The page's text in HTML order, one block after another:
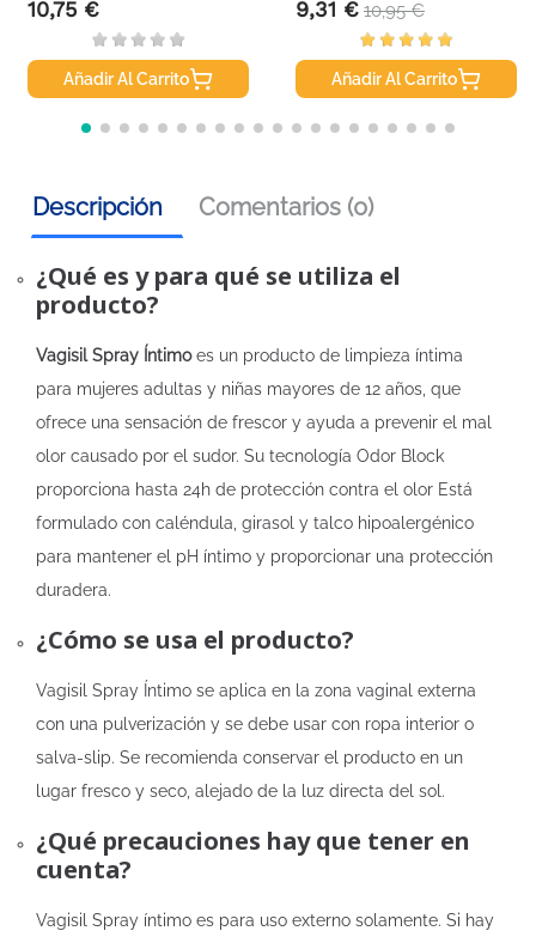
Precio
10,75 €
Añadir Al Carrito
Precio
9,31 € Precio base
10,95 €
Añadir Al Carrito
Descripción Comentarios (0)
¿Qué es y para qué se utiliza el
producto?
Vagisil Spray Íntimoes un producto de limpieza íntima
para mujeres adultas y niñas mayores de 12 años, que
ofrece una sensación de frescor y ayuda a prevenir el mal
olor causado por el sudor. Su tecnología Odor Block
proporciona hasta 24h de protección contra el olor Está
formulado con caléndula, girasol y talco hipoalergénico
para mantener el pH íntimo y proporcionar una protección
duradera.
¿Cómo se usa el producto?
Vagisil Spray Íntimo se aplica en la zona vaginal externa
con una pulverización y se debe usar con ropa interior o
salva-slip. Se recomienda conservar el producto en un
lugar fresco y seco, alejado de la luz directa del sol.
¿Qué precauciones hay que tener en
cuenta?
Vagisil Spray íntimo es para uso externo solamente. Si hay